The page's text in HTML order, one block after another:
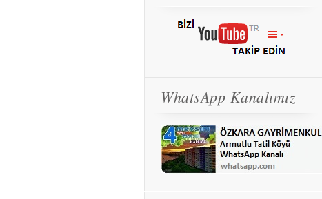
WhatsApp Kanalımız